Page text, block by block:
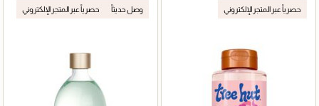
حصرياً عبر المتجر الإلكتروني وصل حديثاً حصرياً عبر المتجر الإلكتروني